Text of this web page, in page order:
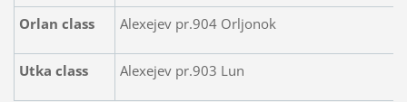
Orlan class Alexejev pr.904 Orljonok
Utka class Alexejev pr.903 Lun